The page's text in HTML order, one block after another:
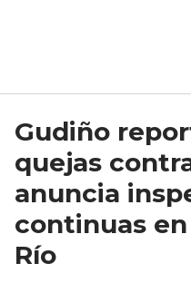
Gudiño
quejas
anuncia
continuas
Río